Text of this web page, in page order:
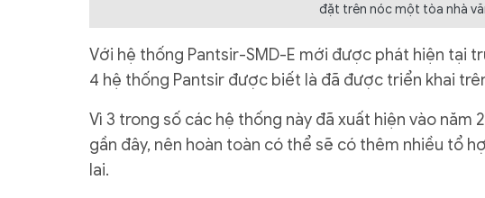
đặt trên nóc một tòa nhà
Với hệ thống Pantsir-SMD-E mới được phát hiện tại
4 hệ thống Pantsir được biết là đã được triển khai
Vì 3 trong số các hệ thống này đã xuất hiện vào
gần đây, nên hoàn toàn có thể sẽ có thêm nhiều tổ
lai.